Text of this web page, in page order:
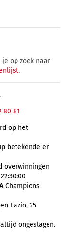
je op zoek naar
.
80 81
op het
betekende en
overwinningen
Champions
Lazio, 25
ongeslagen.